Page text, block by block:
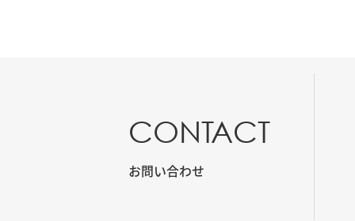
CONTACT
お問い合わせ